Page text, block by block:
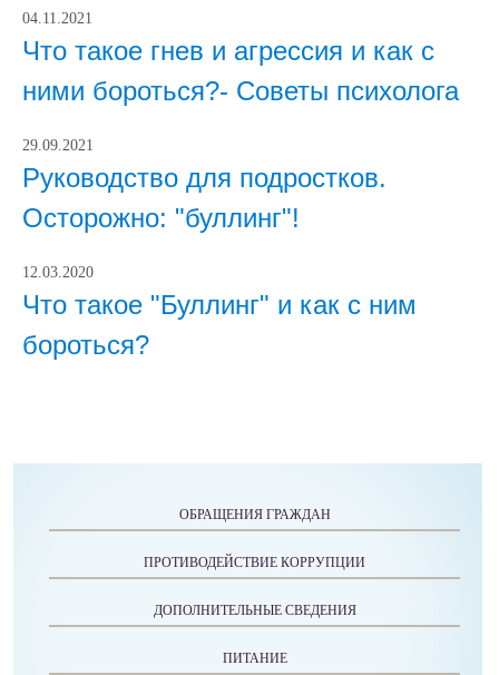
04.11.2021
Что такое гнев и агрессия и как с
ними бороться?- Советы психолога
29.09.2021
Руководство для подростков.
Осторожно: "буллинг"!
12.03.2020
Что такое "Буллинг" и как с ним
бороться?
ОБРАЩЕНИЯ ГРАЖДАН
ПРОТИВОДЕЙСТВИЕ КОРРУПЦИИ
ДОПОЛНИТЕЛЬНЫЕ СВЕДЕНИЯ
ПИТАНИЕ